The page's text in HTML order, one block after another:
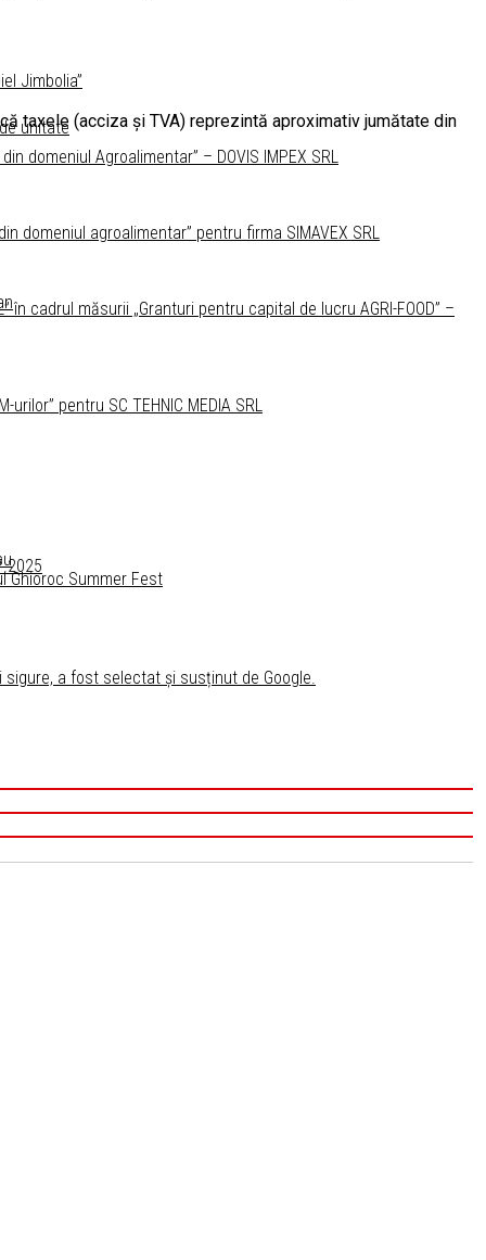
unitate
Ghioroc Summer Fest
a fost selectat și susținut de Google.
Jimbolia”
domeniul Agroalimentar” – DOVIS IMPEX SRL
domeniul agroalimentar” pentru firma SIMAVEX SRL
în cadrul măsurii „Granturi pentru capital de lucru AGRI-FOOD” –
pentru SC TEHNIC MEDIA SRL
taxele (acciza şi TVA) reprezintă aproximativ jumătate din